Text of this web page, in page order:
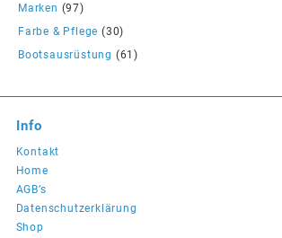
Marken (97)
Farbe & Pflege (30)
Bootsausrüstung (61)
Info
Kontakt
Home
AGB’s
Datenschutzerklärung
Shop